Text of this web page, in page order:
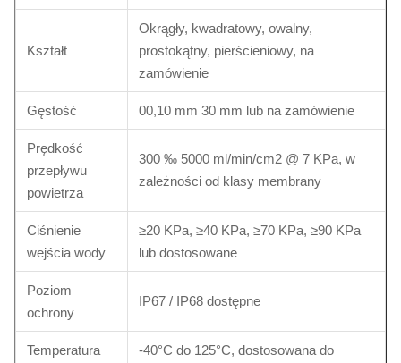
Kształt
Okrągły, kwadratowy, owalny,
prostokątny, pierścieniowy, na
zamówienie
Gęstość 00,10 mm 30 mm lub na zamówienie
Prędkość
przepływu
powietrza
300 ‰ 5000 ml/min/cm2 @ 7 KPa, w
zależności od klasy membrany
Ciśnienie
wejścia wody
≥20 KPa, ≥40 KPa, ≥70 KPa, ≥90 KPa
lub dostosowane
Poziom
ochrony
IP67 / IP68 dostępne
Temperatura
-40°C do 125°C, dostosowana do